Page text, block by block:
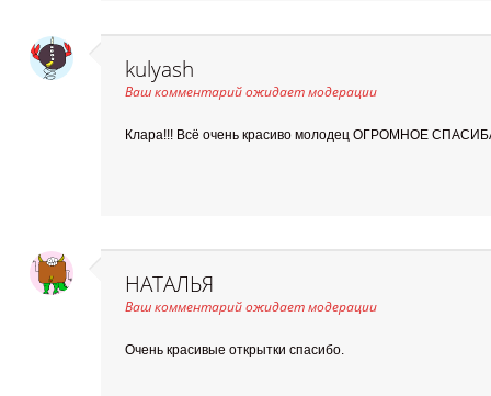
kulyash
Ваш комментарий ожидает модерации
Клара!!! Всё очень красиво молодец ОГРОМНОЕ
НАТАЛЬЯ
Ваш комментарий ожидает модерации
Очень красивые открытки спасибо.